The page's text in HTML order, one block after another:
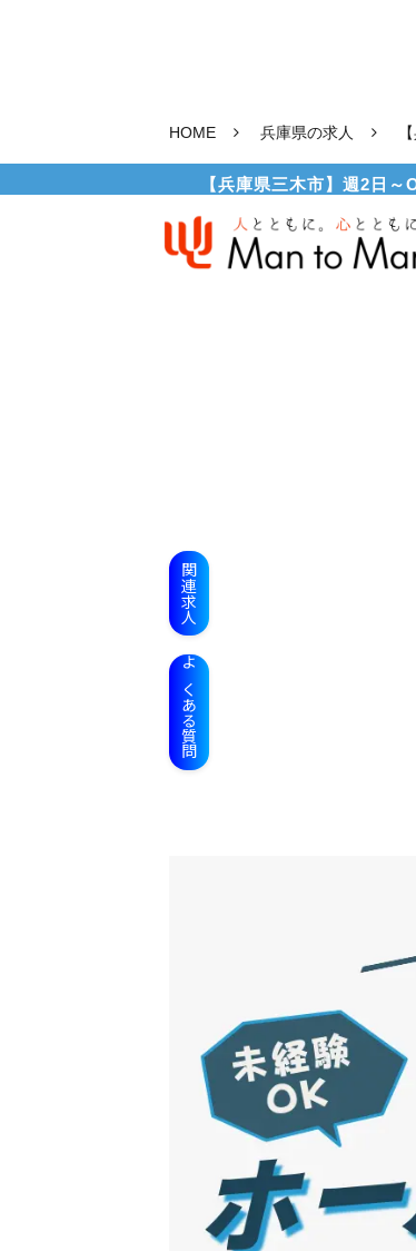
HOME 兵庫県の求人
【兵庫県三木市】週2日
関連求人
よくある質問